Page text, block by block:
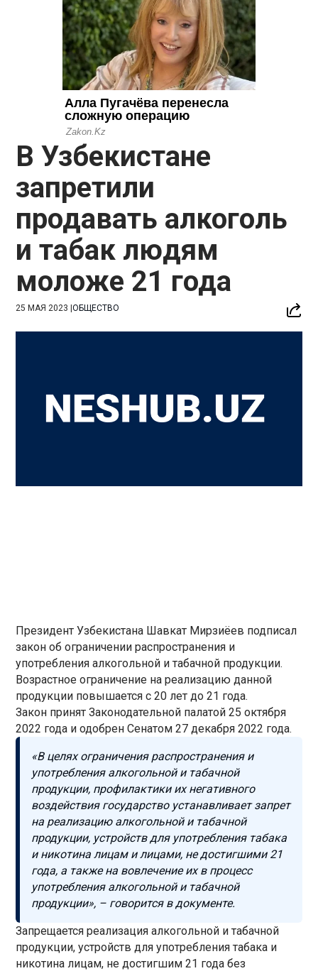
В Узбекистане
запретили
продавать алкоголь
и табак людям
моложе 21 года
25 МАЯ 2023 |ОБЩЕСТВО
Президент Узбекистана Шавкат Мирзиёев подписал
закон об ограничении распространения и
употребления алкогольной и табачной продукции.
Возрастное ограничение на реализацию данной
продукции повышается с 20 лет до 21 года.
Закон принят Законодательной палатой 25 октября
2022 года и одобрен Сенатом 27 декабря 2022 года.
«В целях ограничения распространения и
употребления алкогольной и табачной
продукции, профилактики их негативного
воздействия государство устанавливает запрет
на реализацию алкогольной и табачной
продукции, устройств для употребления табака
и никотина лицам и лицами, не достигшими 21
года, а также на вовлечение их в процесс
употребления алкогольной и табачной
продукции», – говорится в документе.
Запрещается реализация алкогольной и табачной
продукции, устройств для употребления табака и
никотина лицам, не достигшим 21 года без